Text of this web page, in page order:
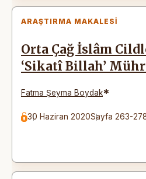
ARAŞTIRMA MAKALESI
Orta Çağ İslâm
‘Sikatî Billah’
Fatma Şeyma Boydak*
30 Haziran 2020Sayfa 263-